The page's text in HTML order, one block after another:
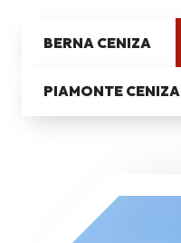
BERNA CENIZA
PIAMONTE CENIZA